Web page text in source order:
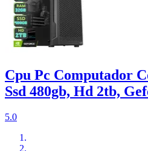
Cpu Pc Computador
Ssd 480gb, Hd 2tb,
5.0